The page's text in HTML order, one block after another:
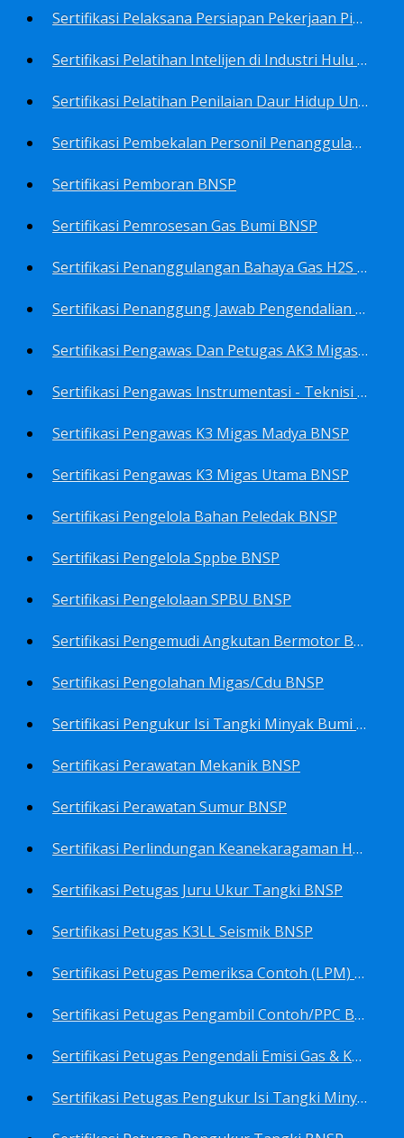
Sertifikasi Pelaksana Persiapan Pekerjaan Pims BNSP
Sertifikasi Pelatihan Intelijen di Industri Hulu Minyak dan Gas Bumi BNSP
Sertifikasi Pelatihan Penilaian Daur Hidup Untuk PROPER (Life Cycle Asssment) BNSP
Sertifikasi Pembekalan Personil Penanggulangan Pencemaran Tingkat On-Scene Commander (IMO Level 2) BNSP
Sertifikasi Pemboran BNSP
Sertifikasi Pemrosesan Gas Bumi BNSP
Sertifikasi Penanggulangan Bahaya Gas H2S BNSP
Sertifikasi Penanggung Jawab Pengendalian Pencemaran Udara BNSP
Sertifikasi Pengawas Dan Petugas AK3 Migas BNSP
Sertifikasi Pengawas Instrumentasi - Teknisi Instrumentasi Tingkat 1 Dan 2 BNSP
Sertifikasi Pengawas K3 Migas Madya BNSP
Sertifikasi Pengawas K3 Migas Utama BNSP
Sertifikasi Pengelola Bahan Peledak BNSP
Sertifikasi Pengelola Sppbe BNSP
Sertifikasi Pengelolaan SPBU BNSP
Sertifikasi Pengemudi Angkutan Bermotor BNSP
Sertifikasi Pengolahan Migas/Cdu BNSP
Sertifikasi Pengukur Isi Tangki Minyak Bumi Dan Hasil Olahan BNSP
Sertifikasi Perawatan Mekanik BNSP
Sertifikasi Perawatan Sumur BNSP
Sertifikasi Perlindungan Keanekaragaman Hayati BNSP
Sertifikasi Petugas Juru Ukur Tangki BNSP
Sertifikasi Petugas K3LL Seismik BNSP
Sertifikasi Petugas Pemeriksa Contoh (LPM) Minyak Mentah BNSP
Sertifikasi Petugas Pengambil Contoh/PPC BNSP
Sertifikasi Petugas Pengendali Emisi Gas & Kebisingan Industri Migas BNSP
Sertifikasi Petugas Pengukur Isi Tangki Minyak Bumi dan Hasil Olahan BNSP